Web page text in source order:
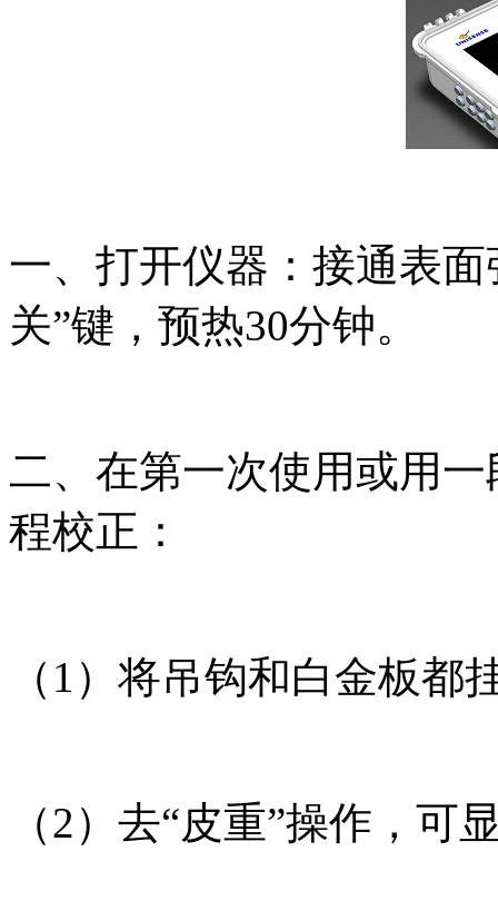
一、打开仪器：接通表
关”键，预热30分钟。
二、在第一次使用或用
程校正：
（1）将吊钩和白金板都
（2）去“皮重”操作，可